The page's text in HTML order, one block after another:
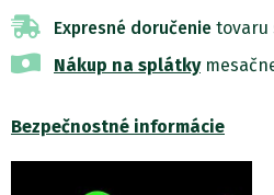
Expresné doručenie tovaru
Nákup na splátky
Bezpečnostné informácie